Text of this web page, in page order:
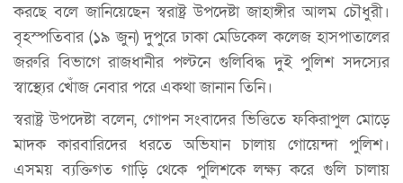
করছে বলে জানিয়েছেন স্বরাষ্ট্র উপদেষ্টা জাহাঙ্গীর আলম চৌধুরী।
বৃহস্পতিবার (১৯ জুন) দুপুরে ঢাকা মেডিকেল কলেজ হাসপাতালের
জরুরি বিভাগে রাজধানীর পল্টনে গুলিবিদ্ধ দুই পুলিশ সদস্যের
স্বাস্থ্যের খোঁজ নেবার পরে একথা জানান তিনি।
স্বরাষ্ট্র উপদেষ্টা বলেন, গোপন সংবাদের ভিত্তিতে ফকিরাপুল মোড়ে
মাদক কারবারিদের ধরতে অভিযান চালায় গোয়েন্দা পুলিশ।
এসময় ব্যক্তিগত গাড়ি থেকে পুলিশকে লক্ষ্য করে গুলি চালায়